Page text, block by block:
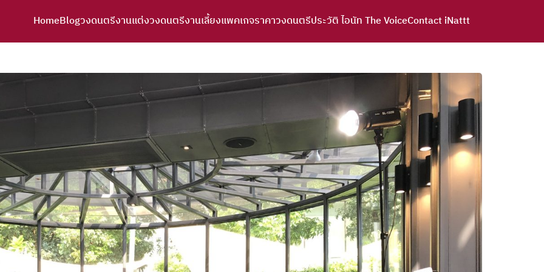
HomeBlogวงดนตรีงานแต่งวงดนตรีงานเลี้ยงแพคเกจราคาวงดนตรีประวัติ ไอนัท The VoiceContact iNattt